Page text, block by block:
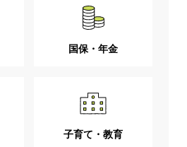
国保・年金
子育て・教育